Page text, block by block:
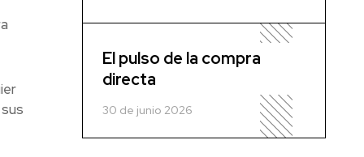
El pulso de la compra
directa
30 de junio 2026